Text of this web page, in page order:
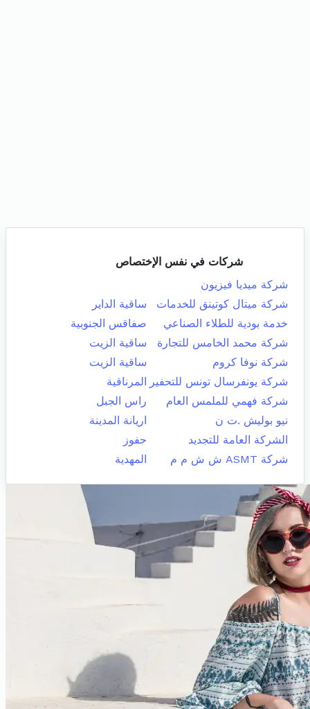
شركات في نفس الإختصاص
شركة ميديا فيزيون
شركة ميتال كوتينق للخدمات
ساقية الداير
خدمة بودية للطلاء الصناعي
صفاقس الجنوبية
شركة محمد الخامس للتجارة
ساقية الزيت
شركة نوفا كروم
ساقية الزيت
شركة يونفرسال تونس للتحفير
المرناقية
شركة فهمي للملمس العام
راس الجبل
نيو بوليش .ت ن
اريانة المدينة
الشركة العامة للتجديد
حفوز
شركة ASMT ش ش م م
المهدية